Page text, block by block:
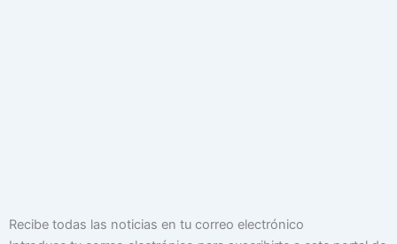
Recibe todas las noticias en tu correo electrónico
Dirección
de